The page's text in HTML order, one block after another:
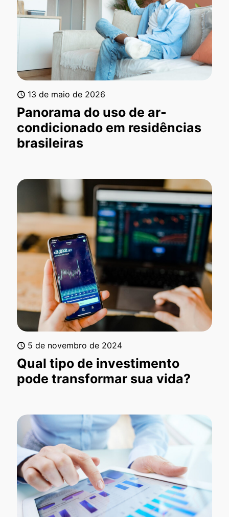
13 de maio de 2026
Panorama do uso de ar-
condicionado em residências
brasileiras
5 de novembro de 2024
Qual tipo de investimento
pode transformar sua vida?